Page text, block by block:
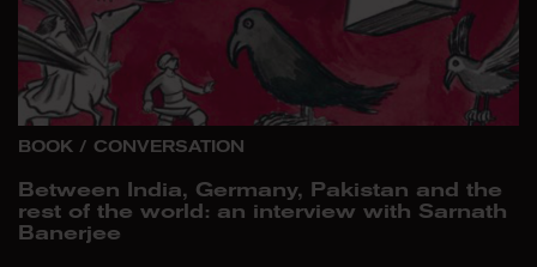
BOOK / CONVERSATION
Between India, Germany, Pakistan and the
rest of the world: an interview with Sarnath
Banerjee